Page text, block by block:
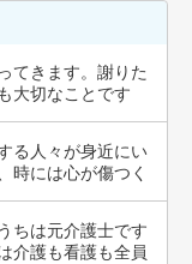
てきます。謝りた
大切なことです
る人々が身近にい
時には心が傷つく
ちは元介護士です
介護も看護も全員